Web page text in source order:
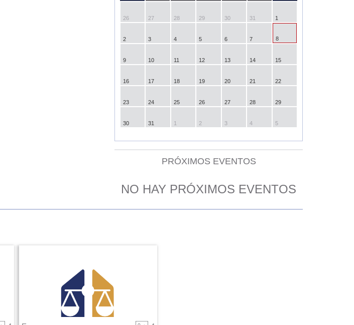
26 27 28 29 30 31 1
2 3 4 5 6 7 8
9 10 11 12 13 14 15
16 17 18 19 20 21 22
23 24 25 26 27 28 29
30 31 1 2 3 4 5
PRÓXIMOS EVENTOS
NO HAY PRÓXIMOS EVENTOS